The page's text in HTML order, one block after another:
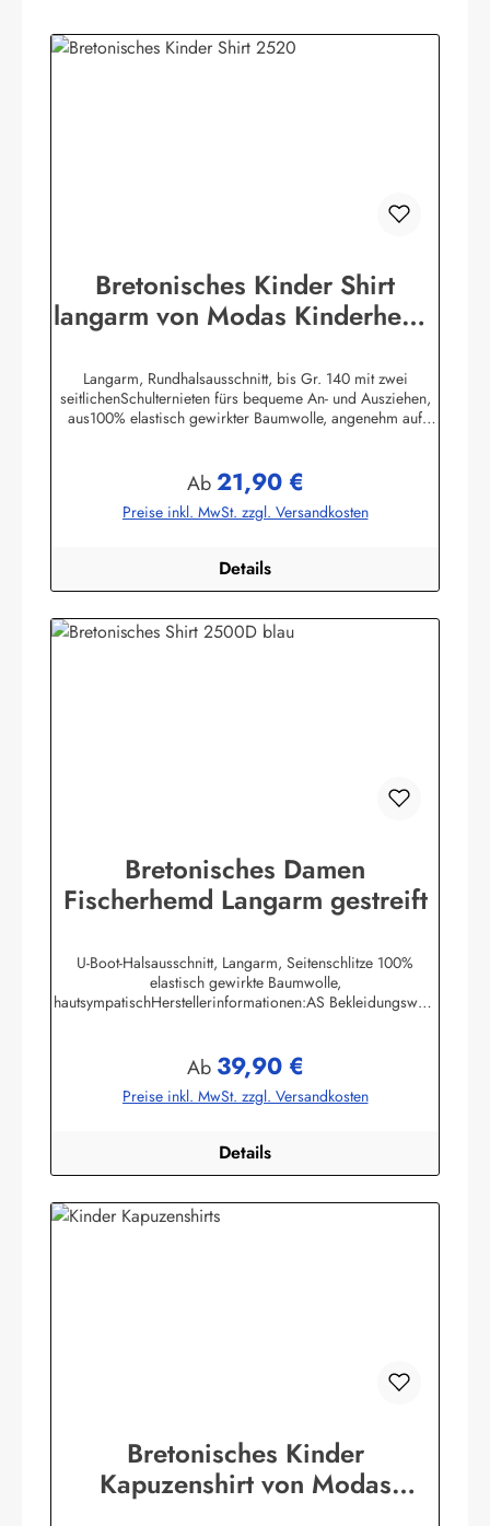
Bretonisches Kinder Shirt
langarm von Modas Kinderhemd
Langarm, Rundhalsausschnitt, bis Gr. 140 mit zwei
seitlichenSchulternieten fürs bequeme An- und Ausziehen,
aus100% elastisch gewirkter Baumwolle, angenehm auf
GmbHHeglitzer Str. 1226409 Wittmundinfo@modas-
bekleidung.de
Regulärer Preis:
Ab21,90 €
Preise inkl. MwSt. zzgl. Versandkosten
Details
Bretonisches Damen
Fischerhemd Langarm gestreift
U-Boot-Halsausschnitt, Langarm, Seitenschlitze 100%
elastisch gewirkte Baumwolle,
hautsympatischHerstellerinformationen:AS Bekleidungswerk
Regulärer Preis:
Ab 39,90 €
Preise inkl. MwSt. zzgl. Versandkosten
Details
Bretonisches Kinder
Kapuzenshirt von Modas